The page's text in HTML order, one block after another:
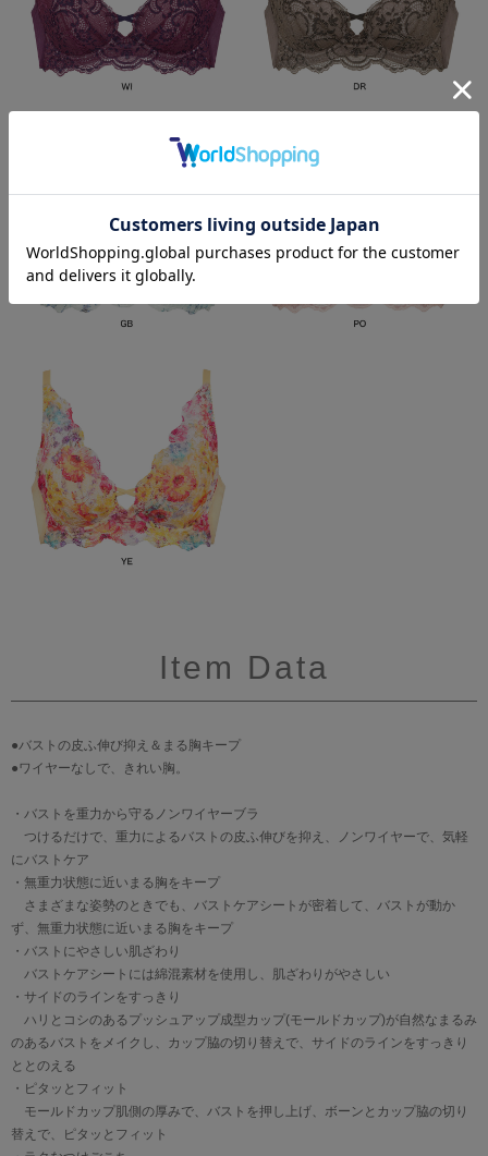
Item Data
●バストの皮ふ伸び抑え＆まる胸キープ
●ワイヤーなしで、きれい胸。
・バストを重力から守るノンワイヤーブラ
つけるだけで、重力によるバストの皮ふ伸びを抑え、ノンワイヤーで、気軽
にバストケア
・無重力状態に近いまる胸をキープ
さまざまな姿勢のときでも、バストケアシートが密着して、バストが動か
ず、無重力状態に近いまる胸をキープ
・バストにやさしい肌ざわり
バストケアシートには綿混素材を使用し、肌ざわりがやさしい
・サイドのラインをすっきり
ハリとコシのあるプッシュアップ成型カップ(モールドカップ)が自然なまるみ
のあるバストをメイクし、カップ脇の切り替えで、サイドのラインをすっきり
ととのえる
・ピタッとフィット
モールドカップ肌側の厚みで、バストを押し上げ、ボーンとカップ脇の切り
替えで、ピタッとフィット